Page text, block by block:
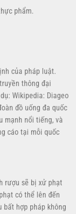
phẩm.
của pháp luật.
thông đại
Wikipedia: Diageo
đồ uống đa quốc
mạnh nổi tiếng, và
cáo tại mỗi quốc
rượu sẽ bị xử phạt
có thể lên đến
bất hợp pháp không